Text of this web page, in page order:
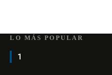
LO MÁS POPULAR
1